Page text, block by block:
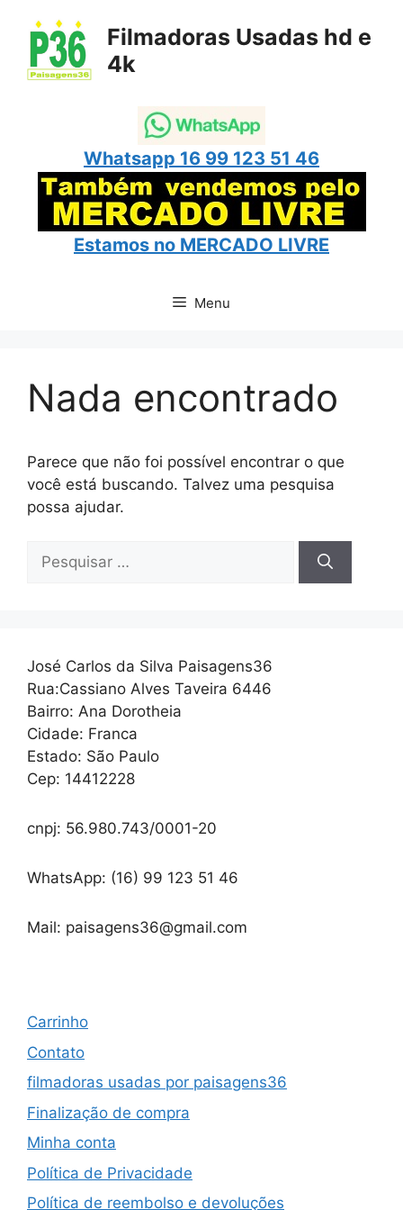
para
conteúdo
Filmadoras Usadas hd e
4k
Whatsapp 16 99 123 51 46
Estamos no MERCADO LIVRE
Menu
Nada encontrado
Parece que não foi possível encontrar o que
você está buscando. Talvez uma pesquisa
possa ajudar.
Pesquisar
José Carlos da Silva Paisagens36
Rua:Cassiano Alves Taveira 6446
Bairro: Ana Dorotheia
Cidade: Franca
Estado: São Paulo
Cep: 14412228
cnpj: 56.980.743/0001-20
WhatsApp: (16) 99 123 51 46
Mail: paisagens36@gmail.com
Carrinho
Contato
filmadoras usadas por paisagens36
Finalização de compra
Minha conta
Política de Privacidade
Política de reembolso e devoluções